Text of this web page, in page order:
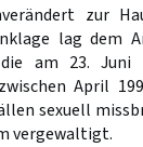
zur
lag dem
am 23. Juni
April
sexuell
vergewaltigt.